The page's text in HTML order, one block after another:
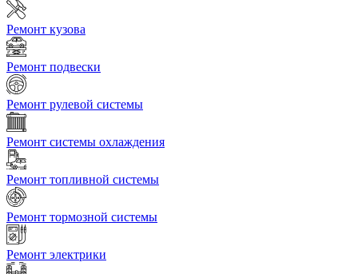
Ремонт кузова
Ремонт подвески
Ремонт рулевой системы
Ремонт системы охлаждения
Ремонт топливной системы
Ремонт тормозной системы
Ремонт электрики